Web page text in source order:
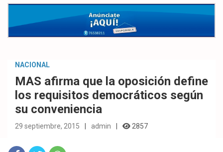
NACIONAL
MAS afirma que la oposición define
los requisitos democráticos según
su conveniencia
29 septiembre, 2015 admin 2857